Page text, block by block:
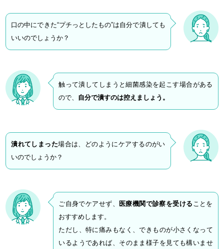
口の中にできた“プチっとしたもの”は自分で潰しても
いいのでしょうか？
触って潰してしまうと細菌感染を起こす場合がある
ので、 自分で潰すのは控えましょう。
潰れてしまった場合は、どのようにケアするのがい
いのでしょうか？
ご自身でケアせず、 医療機関で診察を受ける ことを
おすすめします。
ただし、特に痛みもなく、できものが小さくなって
いるようであれば、そのまま様子を見ても構いませ